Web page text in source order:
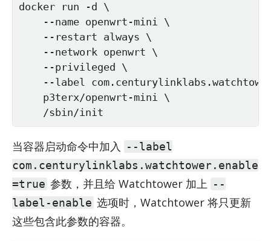
docker run -d \
    --name openwrt-mini \
    --restart always \
    --network openwrt \
    --privileged \
--label
    p3terx/openwrt-mini \
    /sbin/init
当容器启动命令中加入
--label
com.centurylinklabs.watchtower.enable
=true 参数，并且给 Watch­tower 加上 --
label-enable 选项时，Watch­tower 将只更新
这些包含此参数的容器。